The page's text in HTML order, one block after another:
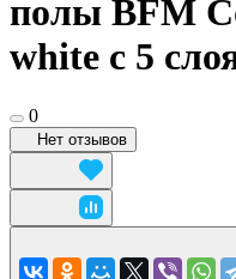
полы BFM
white c 5
0
Нет отзывов